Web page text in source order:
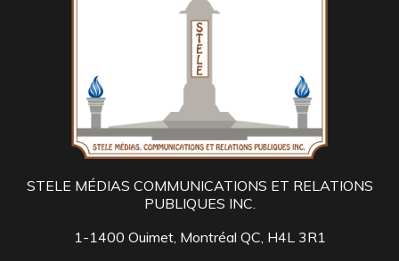
STELE MÉDIAS COMMUNICATIONS ET RELATIONS
PUBLIQUES INC.
1-1400 Ouimet, Montréal QC, H4L 3R1